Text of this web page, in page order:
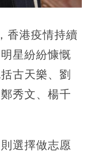
香港疫情持續
星紛紛慷慨
古天樂、劉
秀文、楊千
選擇做志愿